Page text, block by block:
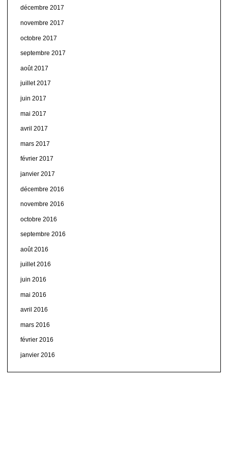
décembre 2017
novembre 2017
octobre 2017
septembre 2017
août 2017
juillet 2017
juin 2017
mai 2017
avril 2017
mars 2017
février 2017
janvier 2017
décembre 2016
novembre 2016
octobre 2016
septembre 2016
août 2016
juillet 2016
juin 2016
mai 2016
avril 2016
mars 2016
février 2016
janvier 2016